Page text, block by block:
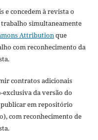
e concedem à revista o
simultaneamente
Attributionque
com reconhecimento da
contratos adicionais
da versão do
em repositório
com reconhecimento de